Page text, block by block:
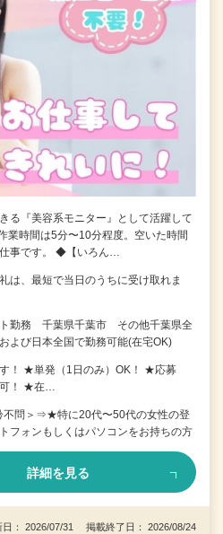
る『美容系モニター』として活躍して
業時間は5分〜10分程度。空いた時間
事です。 ◆【いろん…
、最短で当日のうちに受け取れま
勤務 千葉県千葉市 その他千葉県全
よび日本全国で勤務可能(在宅OK)
！ ★単発（1日のみ）OK！ ★応募
可！ ★在…
不問＞⇒★特に20代〜50代の女性の登
ォンもしくはパソコンをお持ちの方
詳細を見る
日： 2026/07/31 掲載終了日： 2026/08/24